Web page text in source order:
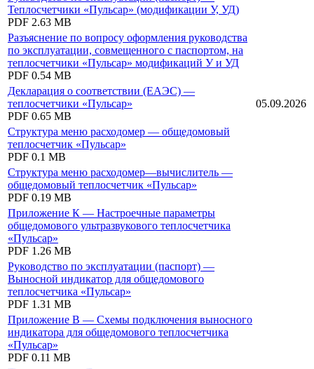
Теплосчетчики «Пульсар» (модификации У, УД)
PDF 2.63 MB
Разъяснение по вопросу оформления руководства
по эксплуатации, совмещенного с паспортом, на
теплосчетчики «Пульсар» модификаций У и УД
PDF 0.54 MB
Декларация о соответствии (ЕАЭС) —
теплосчетчики «Пульсар»
PDF 0.65 MB
05.09.2026
Структура меню расходомер — общедомовый
теплосчетчик «Пульсар»
PDF 0.1 MB
Структура меню расходомер—вычислитель —
общедомовый теплосчетчик «Пульсар»
PDF 0.19 MB
Приложение К — Настроечные параметры
общедомового ультразвукового теплосчетчика
«Пульсар»
PDF 1.26 MB
Руководство по эксплуатации (паспорт) —
Выносной индикатор для общедомового
теплосчетчика «Пульсар»
PDF 1.31 MB
Приложение В — Схемы подключения выносного
индикатора для общедомового теплосчетчика
«Пульсар»
PDF 0.11 MB